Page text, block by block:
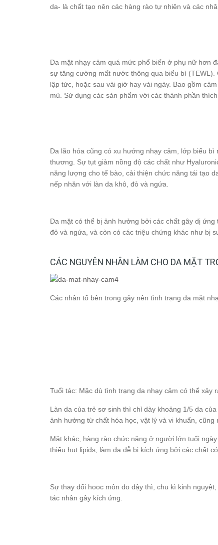
da- là chất tạo nên các hàng rào tự nhiên và các
Da mặt nhạy cảm quá mức phổ biến ở phụ nữ hơn
sự tăng cường mất nước thông qua biểu bì
lập tức, hoặc sau vài giờ hay vài ngày. Bao gồm
mủ. Sử dụng các sản phẩm với các thành phần
Da lão hóa cũng có xu hướng nhạy cảm, lớp biểu
thương. Sự tụt giảm nồng độ các chất như
năng lượng cho tế bào, cải thiện chức năng tái tạo
nếp nhăn với làn da khô, đỏ và ngứa.
Da mặt có thể bị ảnh hưởng bởi các chất gây dị
đỏ và ngứa, và còn có các triệu chứng khác như bị
CÁC NGUYÊN NHÂN LÀM CHO DA MẶT
Các nhân tố bên trong gây nên tình trạng da mặt
Tuổi tác: Mặc dù tình trạng da nhạy cảm có thể xảy
Làn da của trẻ sơ sinh thì chỉ dày khoảng 1/5 da
ảnh hưởng từ chất hóa học, vật lý và vi khuẩn, cũng
Mặt khác, hàng rào chức năng ở người lớn tuổi
thiếu hụt lipids, làm da dễ bị kích ứng bởi các chất
Sự thay đổi hooc môn do dậy thì, chu kì kinh
tác nhân gây kích ứng.